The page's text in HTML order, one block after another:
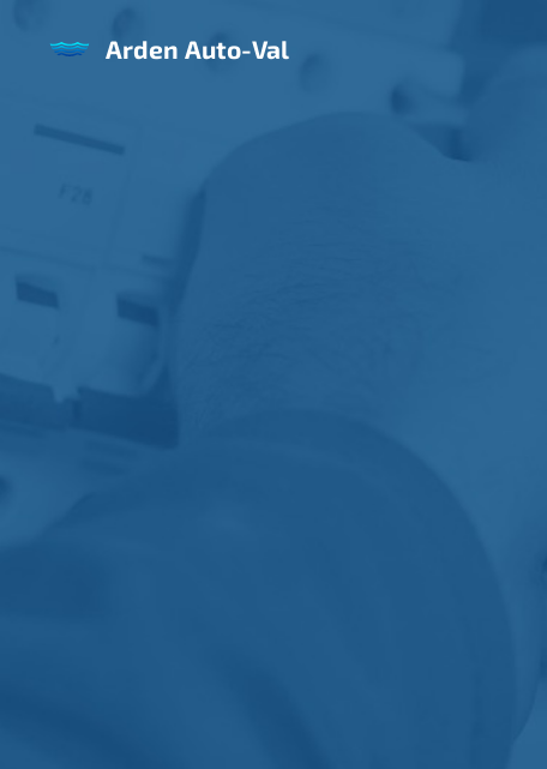
Arden Auto-Val